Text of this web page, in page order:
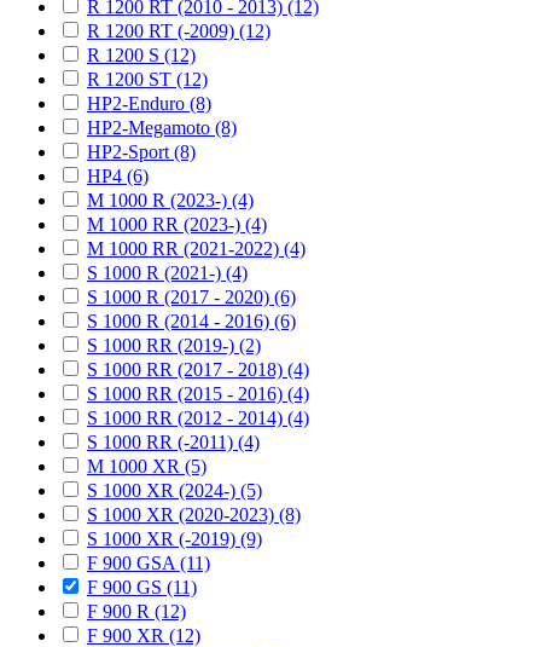
R 1200 RT (2010 - 2013) (12)
R 1200 RT (-2009) (12)
R 1200 S (12)
R 1200 ST (12)
HP2-Enduro (8)
HP2-Megamoto (8)
HP2-Sport (8)
HP4 (6)
M 1000 R (2023-) (4)
M 1000 RR (2023-) (4)
M 1000 RR (2021-2022) (4)
S 1000 R (2021-) (4)
S 1000 R (2017 - 2020) (6)
S 1000 R (2014 - 2016) (6)
S 1000 RR (2019-) (2)
S 1000 RR (2017 - 2018) (4)
S 1000 RR (2015 - 2016) (4)
S 1000 RR (2012 - 2014) (4)
S 1000 RR (-2011) (4)
M 1000 XR (5)
S 1000 XR (2024-) (5)
S 1000 XR (2020-2023) (8)
S 1000 XR (-2019) (9)
F 900 GSA (11)
F 900 GS (11)
F 900 R (12)
F 900 XR (12)